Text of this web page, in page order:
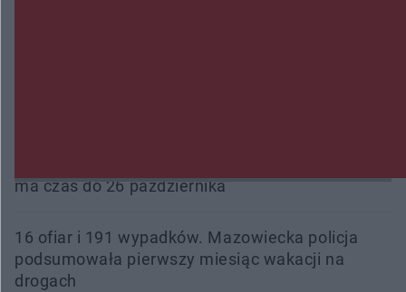
ma czas do 26 października
16 ofiar i 191 wypadków. Mazowiecka policja
podsumowała pierwszy miesiąc wakacji na
drogach